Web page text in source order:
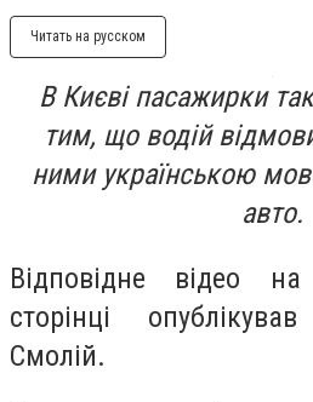
Читать на русском
В Києві пасажирки
тим, що водій
ними українською
авто.
Відповідне відео
сторінці
Смолій.